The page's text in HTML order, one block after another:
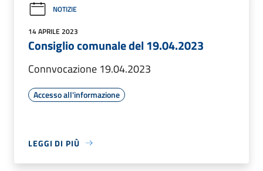
NOTIZIE
14 APRILE 2023
Consiglio comunale del 19.04.2023
Connvocazione 19.04.2023
Accesso all'informazione
LEGGI DI PIÙ